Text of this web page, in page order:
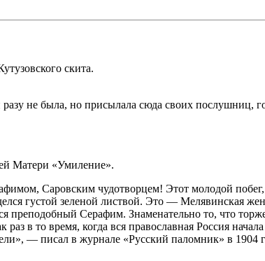
скита.
не была, но присылала сюда своих послушниц,
Матери «Умиление».
Саровским чудотворцем! Этот молодой
густой зеленой листвой. Это — Мелявинская
Серафим. Знаменательно то, что
в то время, когда вся православная Россия
— писал в журнале «Русский паломник» в 1904